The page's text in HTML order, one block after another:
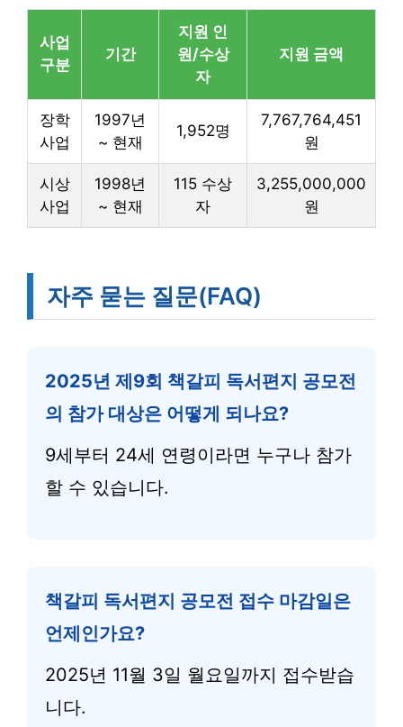
사업
구분
기간
지원 인
원/수상
자
지원 금액
장학
사업
1997년
~ 현재
1,952명
7,767,764,451
원
시상
사업
1998년
~ 현재
115 수상
자
3,255,000,000
원
자주 묻는 질문(FAQ)
2025년 제9회 책갈피 독서편지 공모전
의 참가 대상은 어떻게 되나요?
9세부터 24세 연령이라면 누구나 참가
할 수 있습니다.
책갈피 독서편지 공모전 접수 마감일은
언제인가요?
2025년 11월 3일 월요일까지 접수받습
니다.